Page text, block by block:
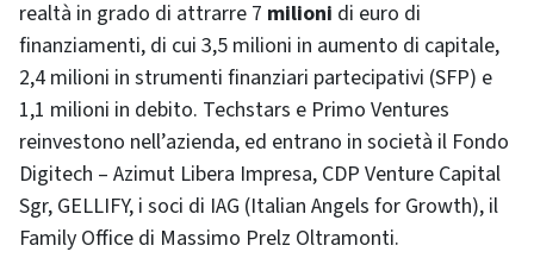
realtà in grado di attrarre 7 milioni di euro di
finanziamenti, di cui 3,5 milioni in aumento di capitale,
2,4 milioni in strumenti finanziari partecipativi (SFP) e
1,1 milioni in debito. Techstars e Primo Ventures
reinvestono nell’azienda, ed entrano in società il Fondo
Digitech – Azimut Libera Impresa, CDP Venture Capital
Sgr, GELLIFY, i soci di IAG (Italian Angels for Growth), il
Family Office di Massimo Prelz Oltramonti.